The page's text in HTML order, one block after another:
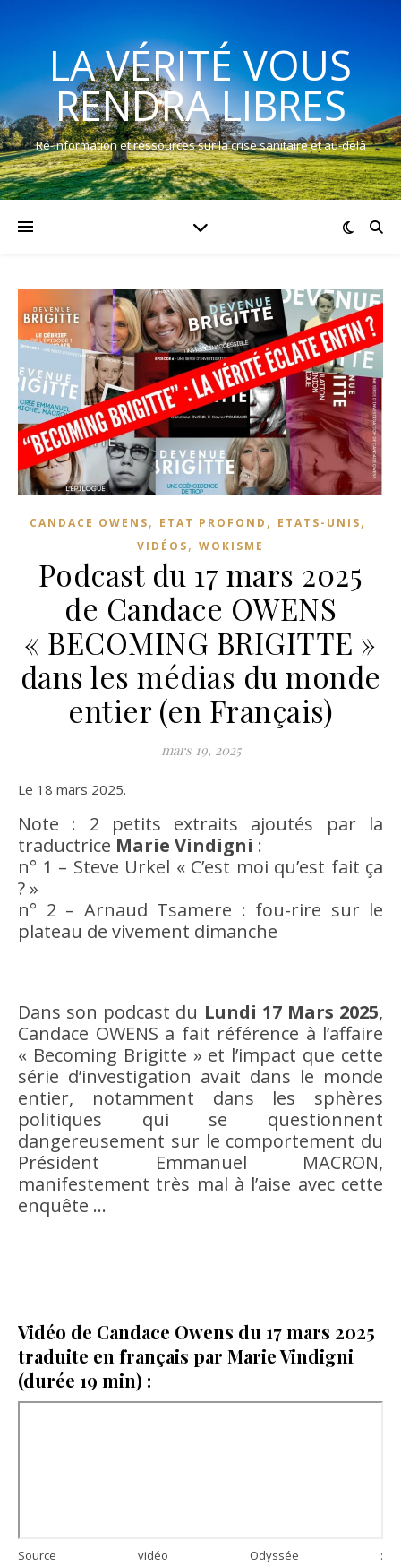
LA VÉRITÉ VOUS
RENDRA LIBRES
Ré-information et ressources sur la crise sanitaire et au-delà
CANDACE OWENS, ETAT PROFOND , ETATS-UNIS,
VIDÉOS, WOKISME
Podcast du 17 mars 2025
de Candace OWENS
« BECOMING BRIGITTE »
dans les médias du monde
entier (en Français)
mars 19, 2025
Le 18 mars 2025.
Note : 2 petits extraits ajoutés par la
traductrice Marie Vindigni :
n° 1 – Steve Urkel « C’est moi qu’est fait ça
? »
n° 2 – Arnaud Tsamere : fou-rire sur le
plateau de vivement dimanche
Dans son podcast du Lundi 17 Mars 2025,
Candace OWENS a fait référence à l’affaire
« Becoming Brigitte » et l’impact que cette
série d’investigation avait dans le monde
entier, notamment dans les sphères
politiques qui se questionnent
dangereusement sur le comportement du
Président Emmanuel MACRON,
manifestement très mal à l’aise avec cette
enquête …
Vidéo de Candace Owens du 17 mars 2025
traduite en français par Marie Vindigni
(durée 19 min) :
Source vidéo Odyssée :